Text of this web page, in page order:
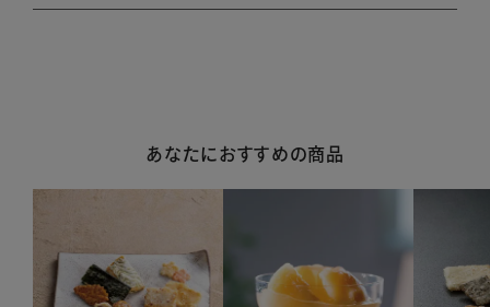
あなたにおすすめの商品